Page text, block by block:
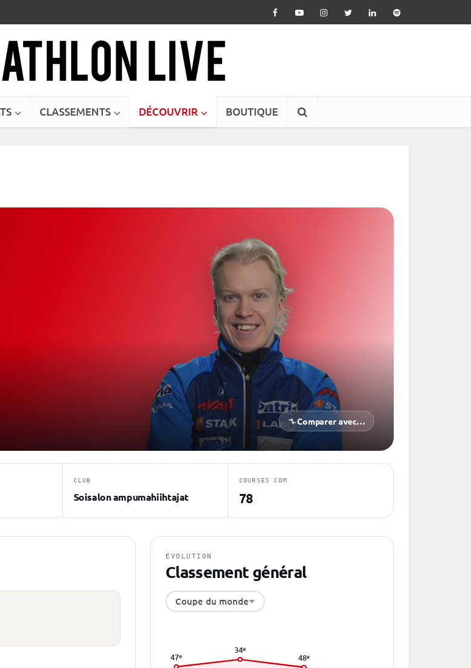
CLASSEMENTS DÉCOUVRIR BOUTIQUE
Comparer avec…
CLUB
Soisalon ampumahiihtajat
COURSES CDM
78
EVOLUTION
Classement général
Coupe du monde
47e
34e
48e